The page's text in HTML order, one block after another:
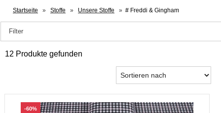
Startseite » Stoffe » Unsere Stoffe » # Freddi & Gingham
Filter
12 Produkte gefunden
-60%